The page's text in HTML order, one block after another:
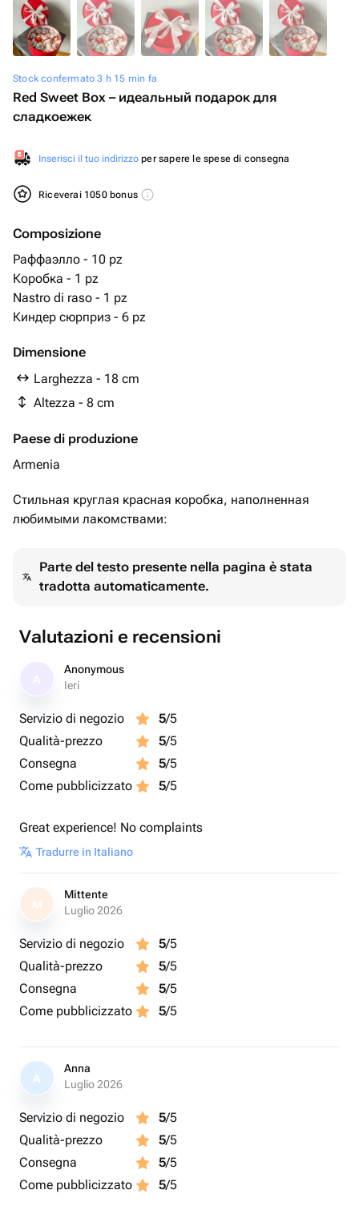
Stock confermato 3 h 15 min fa
Red Sweet Box – идеальный подарок для
сладкоежек
Inserisci il tuo indirizzo per sapere le spese di consegna
Riceverai 1050 bonus
Composizione
Раффаэлло - 10 pz
Коробка - 1 pz
Nastro di raso - 1 pz
Киндер сюрприз - 6 pz
Dimensione
Larghezza - 18 cm
Altezza - 8 cm
Paese di produzione
Armenia
Стильная круглая красная коробка, наполненная
любимыми лакомствами:
Parte del testo presente nella pagina è stata
tradotta automaticamente.
Valutazioni e recensioni
Anonymous
Ieri
Servizio di negozio 5/5
Qualità-prezzo
5/5
Consegna
5/5
Come pubblicizzato
5/5
Great experience! No complaints
Tradurre in Italiano
M
Mittente
Luglio 2026
Servizio di negozio 5/5
Qualità-prezzo
5/5
Consegna
5/5
Come pubblicizzato
5/5
A
Anna
Luglio 2026
Servizio di negozio 5/5
Qualità-prezzo
5/5
Consegna
5/5
Come pubblicizzato
5/5